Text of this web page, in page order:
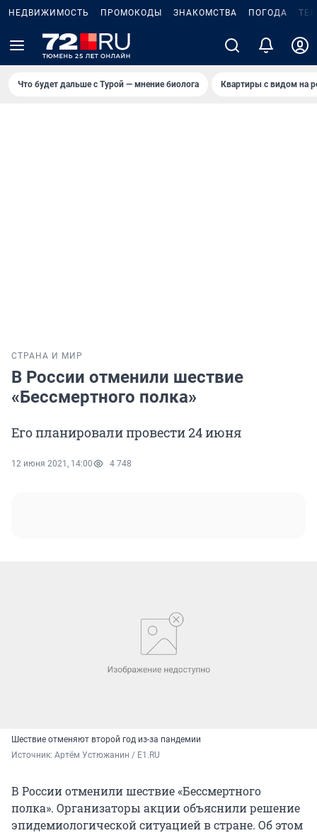
НЕДВИЖИМОСТЬ ПРОМОКОДЫ ЗНАКОМСТВА ПОГОДА
Что будет дальше с Турой — мнение биолога Квартиры с видом на
СТРАНА И МИР
В России отменили шествие
«Бессмертного полка»
Его планировали провести 24 июня
12 июня 2021, 14:00 4 748
Шествие отменяют второй год из-за пандемии
Источник: Артём Устюжанин / E1.RU
В России отменили шествие «Бессмертного
полка». Организаторы акции объяснили решение
эпидемиологической ситуацией в стране. Об этом